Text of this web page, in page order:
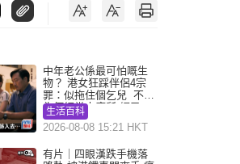
中年老公係最可怕嘅生
物？ 港女狂踩伴侶4宗
罪：似拖住個乞兒 不解
為何經常去廁所 網民一
語道破
生活百科
2026-08-08 15:21 HKT
有片｜四眼漢跌手機落